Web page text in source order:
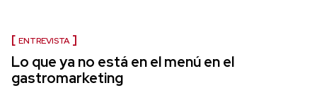
ENTREVISTA
Lo que ya no está en el menú en el
gastromarketing